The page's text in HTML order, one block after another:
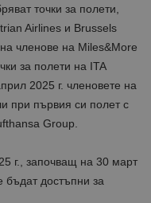
точки за полети,
Airlines и Brussels
членове на Miles&More
за полети на ITA
2025 г. членовете на
при първия си полет с
Group.
г., започващ на 30 март
бъдат достъпни за